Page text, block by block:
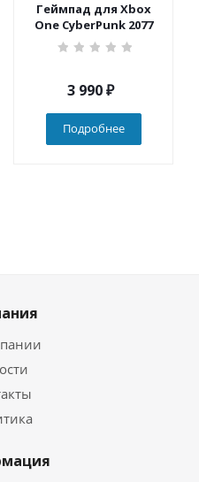
Геймпад для Xbox
One CyberPunk 2077
3 990₽
Подробнее